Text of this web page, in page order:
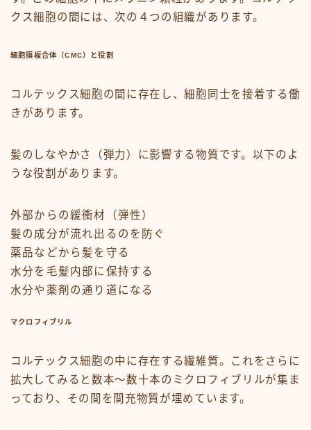
クス細胞の間には、次の４つの組織があります。
細胞膜複合体（CMC）と役割
コルテックス細胞の間に存在し、細胞同士を接着する働
きがあります。
髪のしなやかさ（弾力）に影響する物質です。以下のよ
うな役割があります。
外部からの緩衝材（弾性）
髪の成分が流れ出るのを防ぐ
薬品などから髪を守る
水分を毛髪内部に保持する
水分や薬剤の通り道になる
マクロフィブリル
コルテックス細胞の中に存在する繊維質。これをさらに
拡大してみると数本〜数十本のミクロフィブリルが集ま
っており、その間を間充物質が埋めています。